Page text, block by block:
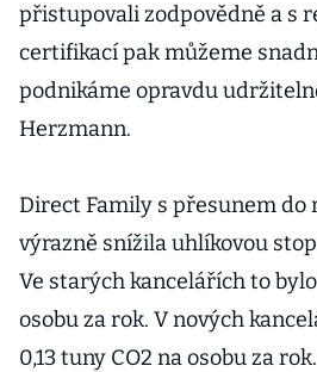
přistupovali zodpovědně a s
certifikací pak můžeme
podnikáme opravdu
Herzmann.
Direct Family s přesunem do
výrazně snížila uhlíkovou
Ve starých kancelářích to
osobu za rok. V nových
0,13 tuny CO2 na osobu za